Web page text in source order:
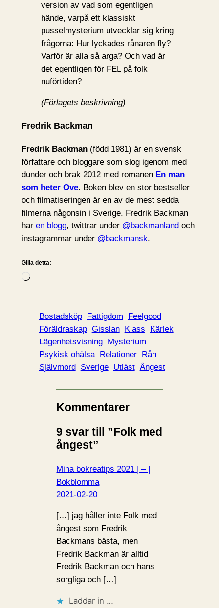
version av vad som egentligen
hände, varpå ett klassiskt
pusselmysterium utvecklar sig kring
frågorna: Hur lyckades rånaren fly?
Varför är alla så arga? Och vad är
det egentligen för FEL på folk
nuförtiden?
(Förlagets beskrivning)
Fredrik Backman
Fredrik Backman(född 1981) är en svensk
författare och bloggare som slog igenom med
dunder och brak 2012 med romanenEn man
som heter Ove. Boken blev en stor bestseller
och filmatiseringen är en av de mest sedda
filmerna någonsin i Sverige. Fredrik Backman
har en blogg, twittrar under @backmanlandoch
instagrammar under @backmansk.
Gilla detta:
L
Bostadsköp Fattigdom
Feelgood
Föräldraskap Gisslan Klass
Kärlek
Lägenhetsvisning Mysterium
Psykisk ohälsa Relationer Rån
Självmord Sverige Utläst Ångest
Kommentarer
9 svar till ”Folk med
ångest”
Mina bokreatips 2021 | – |
Bokblomma
2021-02-20
[…] jag håller inte Folk med
ångest som Fredrik
Backmans bästa, men
Fredrik Backman är alltid
Fredrik Backman och hans
sorgliga och […]
Laddar in …